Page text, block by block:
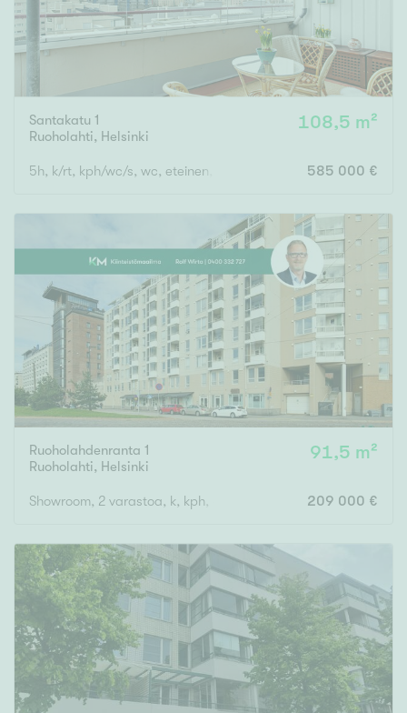
Santakatu 1
Ruoholahti, Helsinki
108,5 m²
5h, k/rt, kph/wc/s, wc, eteinen, terassiparveke 585 000 €
Ruoholahdenranta 1
Ruoholahti, Helsinki
91,5 m²
Showroom, 2 varastoa, k, kph, erill. wc 209 000 €